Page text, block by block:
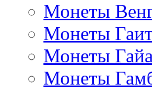
Монеты
Монеты
Монеты
Монеты